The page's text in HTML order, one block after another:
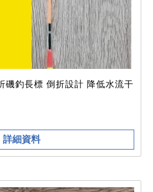
釣長標 倒折設計 降低水流干
詳細資料